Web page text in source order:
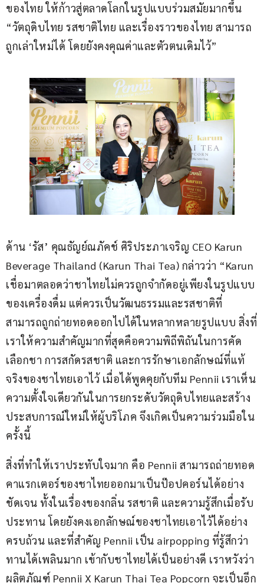
ของไทย ให้ก้าวสู่ตลาดโลกในรูปแบบร่วมสมัยมากขึ้น
“วัตถุดิบไทย รสชาติไทย และเรื่องราวของไทย สามารถ
ถูกเล่าใหม่ได้ โดยยังคงคุณค่าและตัวตนเดิมไว้”
ด้าน ‘รัส’ คุณธัญย์ณภัคช์ ศิริประภาเจริญ CEO Karun
Beverage Thailand (Karun Thai Tea) กล่าวว่า “Karun
เชื่อมาตลอดว่าชาไทยไม่ควรถูกจำกัดอยู่เพียงในรูปแบบ
ของเครื่องดื่ม แต่ควรเป็นวัฒนธรรมและรสชาติที่
สามารถถูกถ่ายทอดออกไปได้ในหลากหลายรูปแบบ สิ่งที่
เราให้ความสำคัญมากที่สุดคือความพิถีพิถันในการคัด
เลือกชา การสกัดรสชาติ และการรักษาเอกลักษณ์ที่แท้
จริงของชาไทยเอาไว้ เมื่อได้พูดคุยกับทีม Pennii เราเห็น
ความตั้งใจเดียวกันในการยกระดับวัตถุดิบไทยและสร้าง
ประสบการณ์ใหม่ให้ผู้บริโภค จึงเกิดเป็นความร่วมมือใน
ครั้งนี้
สิ่งที่ทำให้เราประทับใจมาก คือ Pennii สามารถถ่ายทอด
คาแรกเตอร์ของชาไทยออกมาเป็นป๊อปคอร์นได้อย่าง
ชัดเจน ทั้งในเรื่องของกลิ่น รสชาติ และความรู้สึกเมื่อรับ
ประทาน โดยยังคงเอกลักษณ์ของชาไทยเอาไว้ได้อย่าง
ครบถ้วน และที่สำคัญ Pennii เป็น airpopping ที่รู้สึกว่า
ทานได้เพลินมาก เข้ากับชาไทยได้เป็นอย่างดี เราหวังว่า
ผลิตภัณฑ์ Pennii X Karun Thai Tea Popcorn จะเป็นอีก